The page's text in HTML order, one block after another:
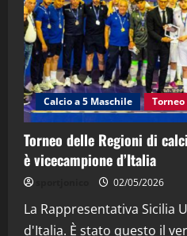
3 21/04/2026
4
(Martedi 14
15/04/2026
08/04/2026
Calcio a 5 Maschile
Torneo delle Regioni di
è vicecampione d’Italia
02/05/2026
La Rappresentativa Sicilia
d'Italia. È stato questo il